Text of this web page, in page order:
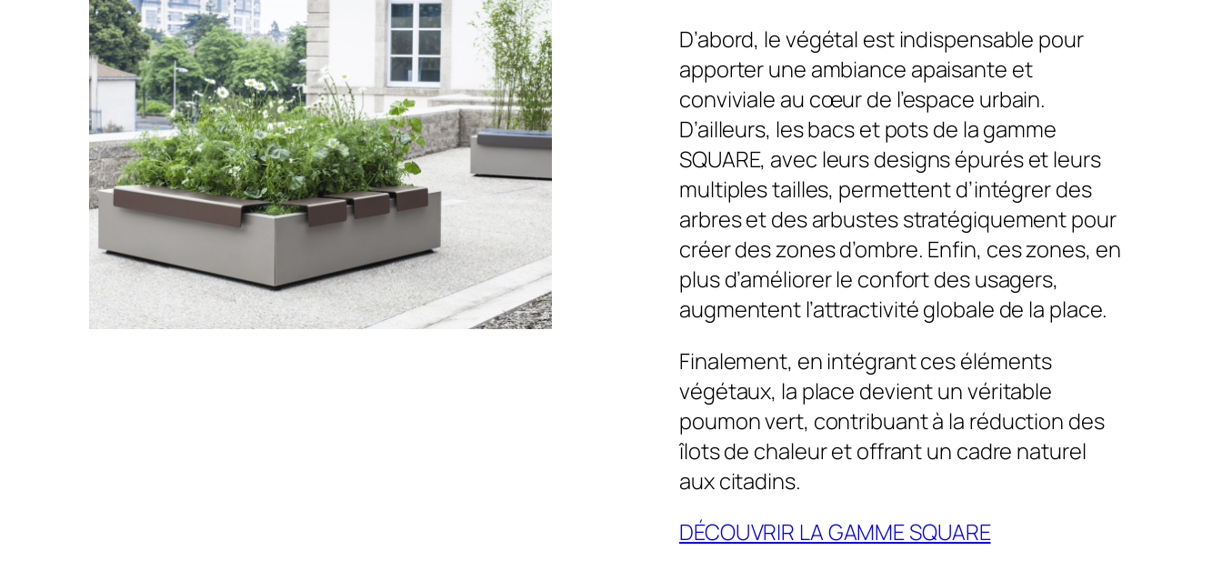
D’abord, le végétal est indispensable pour
apporter une ambiance apaisante et
conviviale au cœur de l’espace urbain.
D’ailleurs, les bacs et pots de la gamme
SQUARE, avec leurs designs épurés et leurs
multiples tailles, permettent d’intégrer des
arbres et des arbustes stratégiquement pour
créer des zones d’ombre. Enfin, ces zones, en
plus d’améliorer le confort des usagers,
augmentent l’attractivité globale de la place.
Finalement, en intégrant ces éléments
végétaux, la place devient un véritable
poumon vert, contribuant à la réduction des
îlots de chaleur et offrant un cadre naturel
aux citadins.
DÉCOUVRIR LA GAMME SQUARE